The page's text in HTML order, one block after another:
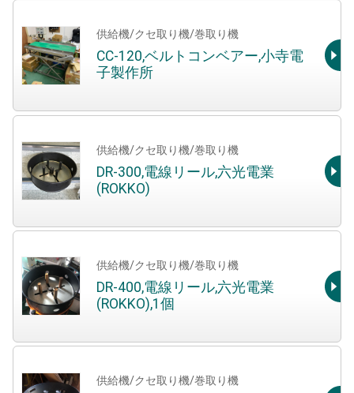
供給機/クセ取り機/巻取り機
CC-120,ベルトコンベアー,小寺電
子製作所
供給機/クセ取り機/巻取り機
DR-300,電線リール,六光電業
(ROKKO)
供給機/クセ取り機/巻取り機
DR-400,電線リール,六光電業
(ROKKO),1個
供給機/クセ取り機/巻取り機